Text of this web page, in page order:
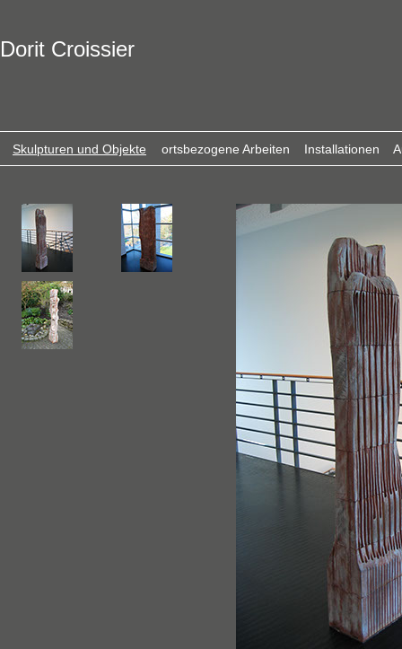
Dorit Croissier
Skulpturen und Objekte ortsbezogene Arbeiten Installationen